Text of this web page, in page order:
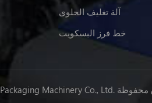
آلة تغليف الحلوى
خط فرز البسكويت